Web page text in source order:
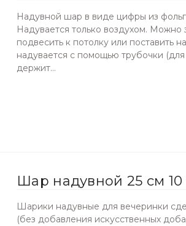
Надувной шар в виде цифры из
Надувается только воздухом. Можно
подвесить к потолку или поставить
надувается с помощью трубочки
держит...
Шар надувной 25 см
Шарики надувные для вечеринки
(без добавления искусственных